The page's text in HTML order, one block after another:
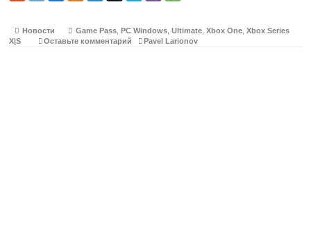
Новости Game Pass PC Windows Ultimate Xbox One Xbox Series
X|S
Оставьте комментарий Pavel Larionov